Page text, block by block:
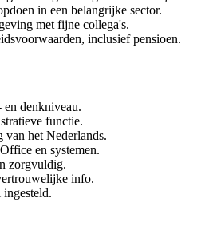
in een belangrijke sector.
met fijne collega's.
inclusief pensioen.
denkniveau.
functie.
van het Nederlands.
en systemen.
zorgvuldig.
info.